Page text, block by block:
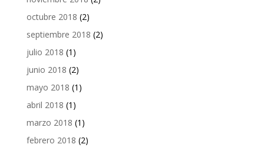
octubre 2018 (2)
septiembre 2018 (2)
julio 2018 (1)
junio 2018 (2)
mayo 2018 (1)
abril 2018 (1)
marzo 2018 (1)
febrero 2018 (2)